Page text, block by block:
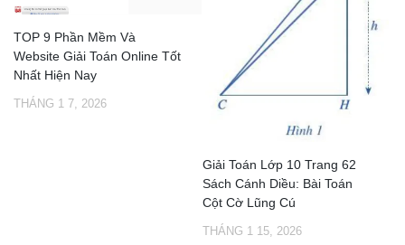
TOP 9 Phần Mềm Và
Website Giải Toán Online Tốt
Nhất Hiện Nay
THÁNG 1 7, 2026
Giải Toán Lớp 10 Trang 62
Sách Cánh Diều: Bài Toán
Cột Cờ Lũng Cú
THÁNG 1 15, 2026